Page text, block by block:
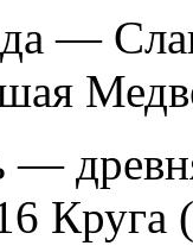
—
—
Круга